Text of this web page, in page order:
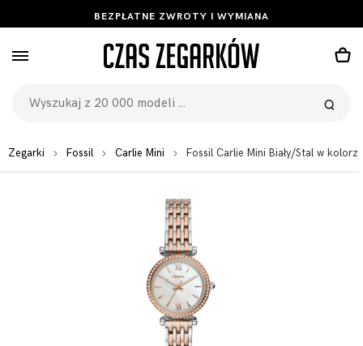
BEZPŁATNE ZWROTY I WYMIANA
Zegarki Fossil Carlie Mini Fossil Carlie Mini Biały/Stal w